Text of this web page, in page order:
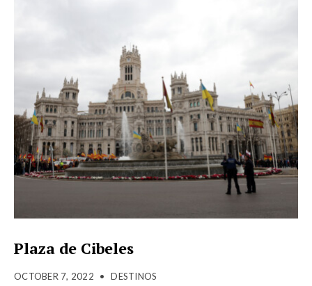
Plaza de Cibeles
OCTOBER 7, 2022 • DESTINOS